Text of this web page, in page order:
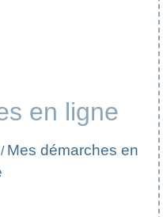
en ligne
/ Mes démarches en